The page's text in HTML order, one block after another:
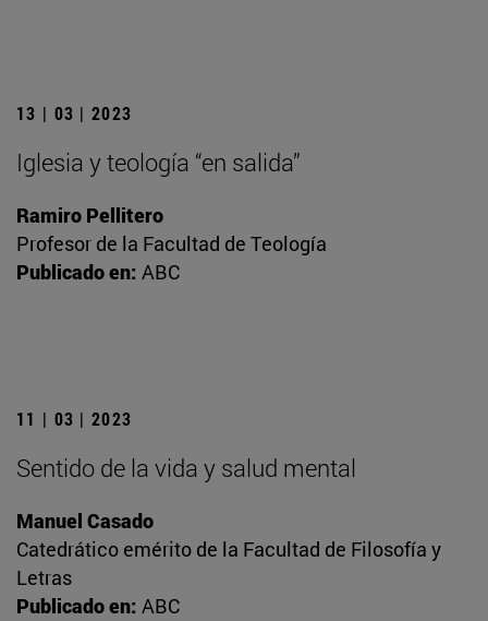
13 | 03 | 2023
Iglesia y teología “en salida”
Ramiro Pellitero
Profesor de la Facultad de Teología
Publicado en: ABC
11 | 03 | 2023
Sentido de la vida y salud mental
Manuel Casado
Catedrático emérito de la Facultad de Filosofía y
Letras
Publicado en: ABC